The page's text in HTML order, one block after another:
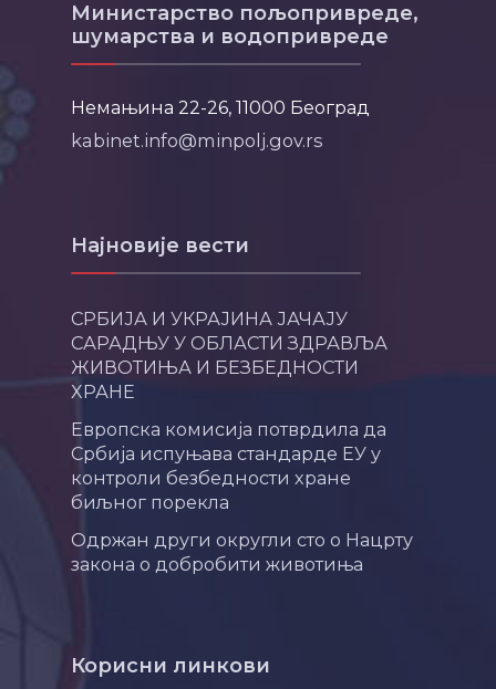
Министарство пољопривреде,
шумарства и водопривреде
Немањина 22-26, 11000 Београд
kabinet.info@minpolj.gov.rs
Најновије вести
СРБИЈА И УКРАЈИНА ЈАЧАЈУ
САРАДЊУ У ОБЛАСТИ ЗДРАВЉА
ЖИВОТИЊА И БЕЗБЕДНОСТИ
ХРАНЕ
Европска комисија потврдила да
Србија испуњава стандарде ЕУ у
контроли безбедности хране
биљног порекла
Одржан други округли сто о Нацрту
закона о добробити животиња
Корисни линкови